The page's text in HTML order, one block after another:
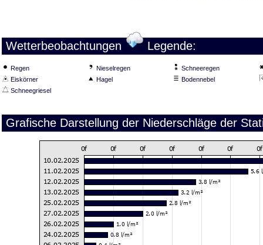
Wetterbeobachtungen Legende:
Regen Nieselregen
Schneeregen
Eiskörner
Hagel
Bodennebel
Schneegriesel
Grafische Darstellung der Niederschläge der